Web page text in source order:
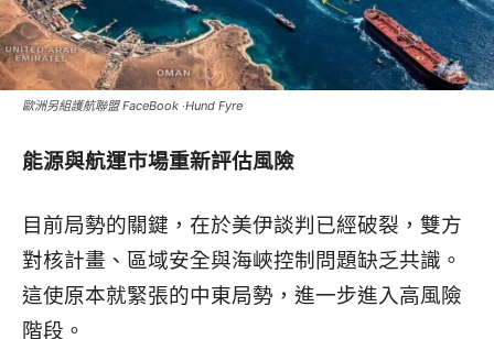
歐洲另組護航聯盟 FaceBook ‧Hund Fyre
能源與航運市場重新評估風險
目前局勢的關鍵，在於美伊談判已經破裂，雙方
對核計畫、區域安全與海峽控制問題缺乏共識。
這使原本就緊張的中東局勢，進一步進入高風險
階段。